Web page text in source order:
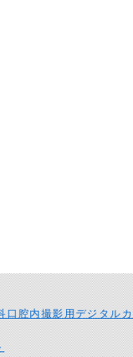
口腔内撮影用デジタル